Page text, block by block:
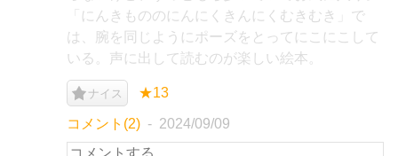
「にんきもののにんにくきんにくむきむき」で
は、腕を同じようにポーズをとってにこにこして
いる。声に出して読むのが楽しい絵本。
ナイス ★13
コメント(2) 2024/09/09